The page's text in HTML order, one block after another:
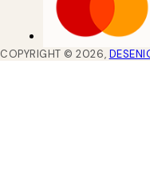
COPYRIGHT ©2026,